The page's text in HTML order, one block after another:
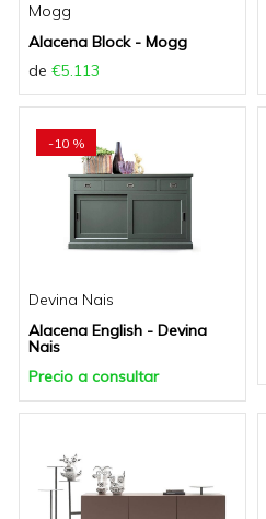
Mogg
Alacena Block - Mogg
de €5.113
-10 %
Devina Nais
Alacena English - Devina
Nais
Precio a consultar